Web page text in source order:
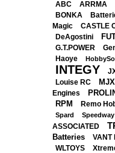
ABC ARRMA
BONKA
Magic
CASTLE
DeAgostini
G.T.POWER
Haoye
INTEGY
Louise RC
MJX
Engines
RPM Remo
Spard
ASSOCIATED
Batteries
VANT
WLTOYS